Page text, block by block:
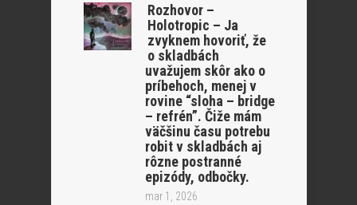
Rozhovor –
Holotropic – Ja
zvyknem hovoriť, že
o skladbách
uvažujem skôr ako o
príbehoch, menej v
rovine “sloha – bridge
– refrén”. Čiže mám
väčšinu času potrebu
robit v skladbách aj
rôzne postranné
epizódy, odbočky.
mar 1, 2026